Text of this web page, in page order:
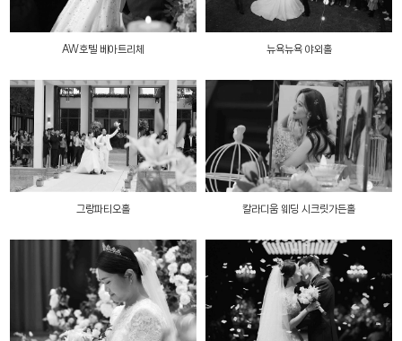
AW호텔 베아트리체 뉴욕뉴욕 야외홀
그랑파티오홀 칼라디움 웨딩 시크릿가든홀